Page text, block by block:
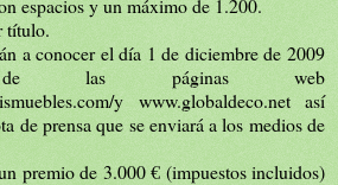
espacios y un máximo de 1.200.
título.
a conocer el día 1 de diciembre de 2009
las páginas web
y www.globaldeco.net así
de prensa que se enviará a los medios de
premio de 3.000 € (impuestos incluidos)